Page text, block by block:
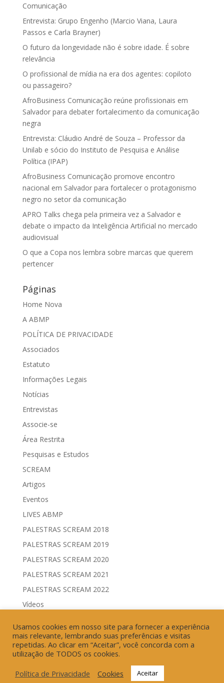
Comunicação
Entrevista: Grupo Engenho (Marcio Viana, Laura
Passos e Carla Brayner)
O futuro da longevidade não é sobre idade. É sobre
relevância
O profissional de mídia na era dos agentes: copiloto
ou passageiro?
AfroBusiness Comunicação reúne profissionais em
Salvador para debater fortalecimento da comunicação
negra
Entrevista: Cláudio André de Souza – Professor da
Unilab e sócio do Instituto de Pesquisa e Análise
Política (IPAP)
AfroBusiness Comunicação promove encontro
nacional em Salvador para fortalecer o protagonismo
negro no setor da comunicação
APRO Talks chega pela primeira vez a Salvador e
debate o impacto da Inteligência Artificial no mercado
audiovisual
O que a Copa nos lembra sobre marcas que querem
pertencer
Páginas
Home Nova
A ABMP
POLÍTICA DE PRIVACIDADE
Associados
Estatuto
Informações Legais
Notícias
Entrevistas
Associe-se
Área Restrita
Pesquisas e Estudos
SCREAM
Artigos
Eventos
LIVES ABMP
PALESTRAS SCREAM 2018
PALESTRAS SCREAM 2019
PALESTRAS SCREAM 2020
PALESTRAS SCREAM 2021
PALESTRAS SCREAM 2022
Vídeos
Geração de Resultados & Eficiência Publicitária
Usamos cookies em nosso site para fornecer a experiência
mais relevante, lembrando suas preferências e visitas
repetidas. Ao clicar em “Aceitar”, você concorda com a
utilização de TODOS os cookies.
Política de Privacidade
Cookies Aceitar